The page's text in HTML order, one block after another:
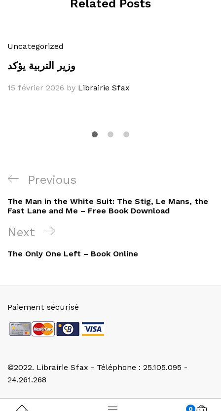
Related Posts
Uncategorized
وزير التربية يؤكد
15 février 2026 by Librairie Sfax
Navigation
de
l’article
Previous
Post
Previous
The Man in the White Suit: The Stig, Le Mans, the
Fast Lane and Me – Free Book Download
Next
Post
Next
The Only One Left – Book Online
©2022. Librairie Sfax - Téléphone : 25.105.095 -
24.261.268
Paiement sécurisé
0